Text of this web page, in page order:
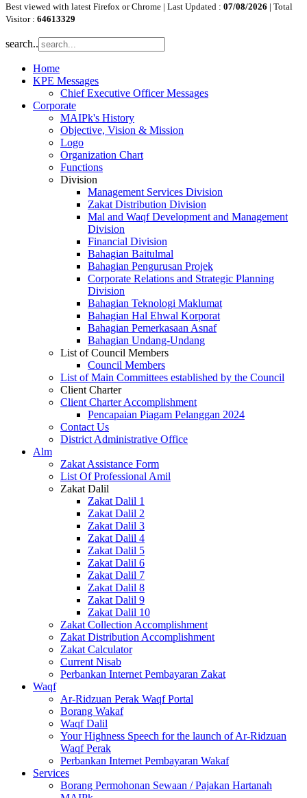
Best viewed with latest Firefox or Chrome | Last Updated : 07/08/2026 | Total
Visitor : 64613329
search..
Home
KPE Messages
Chief Executive Officer Messages
Corporate
MAIPk's History
Objective, Vision & Mission
Logo
Organization Chart
Functions
Division
Management Services Division
Zakat Distribution Division
Mal and Waqf Development and Management
Division
Financial Division
Bahagian Baitulmal
Bahagian Pengurusan Projek
Corporate Relations and Strategic Planning
Division
Bahagian Teknologi Maklumat
Bahagian Hal Ehwal Korporat
Bahagian Pemerkasaan Asnaf
Bahagian Undang-Undang
List of Council Members
Council Members
List of Main Committees established by the Council
Client Charter
Client Charter Accomplishment
Pencapaian Piagam Pelanggan 2024
Contact Us
District Administrative Office
Alm
Zakat Assistance Form
List Of Professional Amil
Zakat Dalil
Zakat Dalil 1
Zakat Dalil 2
Zakat Dalil 3
Zakat Dalil 4
Zakat Dalil 5
Zakat Dalil 6
Zakat Dalil 7
Zakat Dalil 8
Zakat Dalil 9
Zakat Dalil 10
Zakat Collection Accomplishment
Zakat Distribution Accomplishment
Zakat Calculator
Current Nisab
Perbankan Internet Pembayaran Zakat
Waqf
Ar-Ridzuan Perak Waqf Portal
Borang Wakaf
Waqf Dalil
Your Highness Speech for the launch of Ar-Ridzuan
Waqf Perak
Perbankan Internet Pembayaran Wakaf
Services
Borang Permohonan Sewaan / Pajakan Hartanah